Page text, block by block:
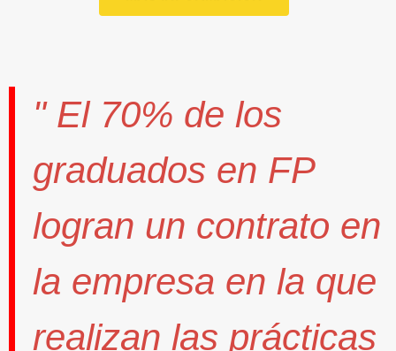
" El 70% de los
graduados en FP
logran un contrato en
la empresa en la que
realizan las prácticas